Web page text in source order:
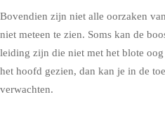
Bovendien zijn niet alle oorzaken
niet meteen te zien. Soms kan de
leiding zijn die niet met het blote
het hoofd gezien, dan kan je in de
verwachten.